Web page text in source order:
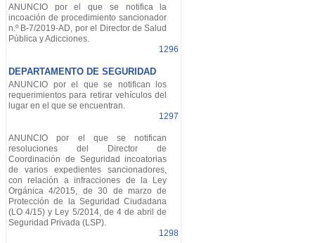
ANUNCIO por el que se notifica la
incoación de procedimiento sancionador
n.º B-7/2019-AD, por el Director de Salud
Pública y Adicciones.
1296
DEPARTAMENTO DE SEGURIDAD
ANUNCIO por el que se notifican los
requerimientos para retirar vehículos del
lugar en el que se encuentran.
1297
ANUNCIO por el que se notifican
resoluciones del Director de
Coordinación de Seguridad incoatorias
de varios expedientes sancionadores,
con relación a infracciones de la Ley
Orgánica 4/2015, de 30 de marzo de
Protección de la Seguridad Ciudadana
(LO 4/15) y Ley 5/2014, de 4 de abril de
Seguridad Privada (LSP).
1298